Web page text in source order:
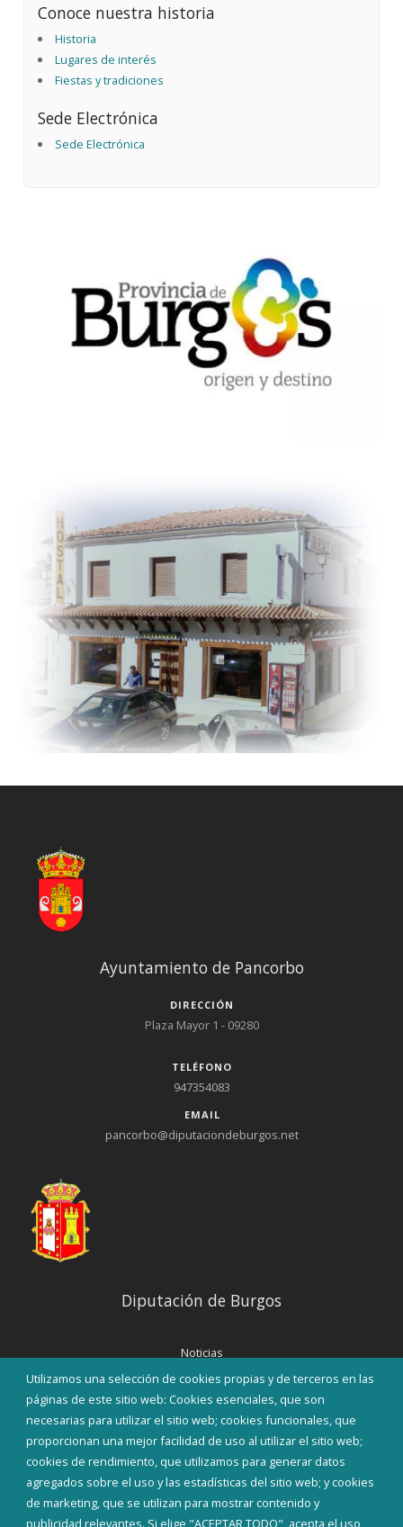
Conoce nuestra historia
Historia
Lugares de interés
Fiestas y tradiciones
Sede Electrónica
Sede Electrónica
Utilizamos una selección de cookies propias y de terceros en las
páginas de este sitio web: Cookies esenciales, que son
necesarias para utilizar el sitio web; cookies funcionales, que
proporcionan una mejor facilidad de uso al utilizar el sitio web;
cookies de rendimiento, que utilizamos para generar datos
agregados sobre el uso y las estadísticas del sitio web; y cookies
de marketing, que se utilizan para mostrar contenido y
Ayuntamiento de Pancorbo
DIRECCIÓN
Plaza Mayor 1 - 09280
TELÉFONO
947354083
EMAIL
pancorbo@diputaciondeburgos.net
Diputación de Burgos
Noticias
Eventos
Corporación Municipal
Teléfonos de interés
INICIAR SESIÓN
MAPA WEB